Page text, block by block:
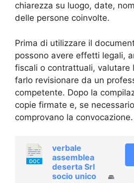
chiarezza su luogo, date,
delle persone coinvolte.
Prima di utilizzare il
possono avere effetti legali,
fiscali o contrattuali, valutare
farlo revisionare da un
competente. Dopo la
copie firmate e, se
comprovano la convocazione.
verbale
assemblea
deserta Srl
socio unico​​